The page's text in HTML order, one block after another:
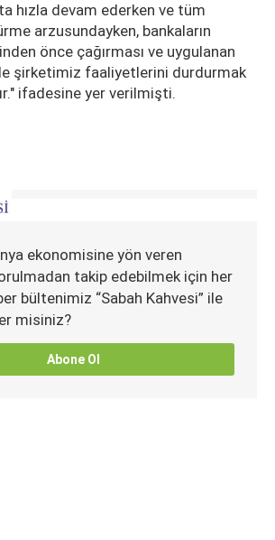
hızla devam ederken ve tüm
arzusundayken, bankaların
önce çağırması ve uygulanan
şirketimiz faaliyetlerini durdurmak
ifadesine yer verilmişti.
ekonomisine yön veren
takip edebilmek için her
bültenimiz “Sabah Kahvesi” ile
misiniz?
Abone Ol